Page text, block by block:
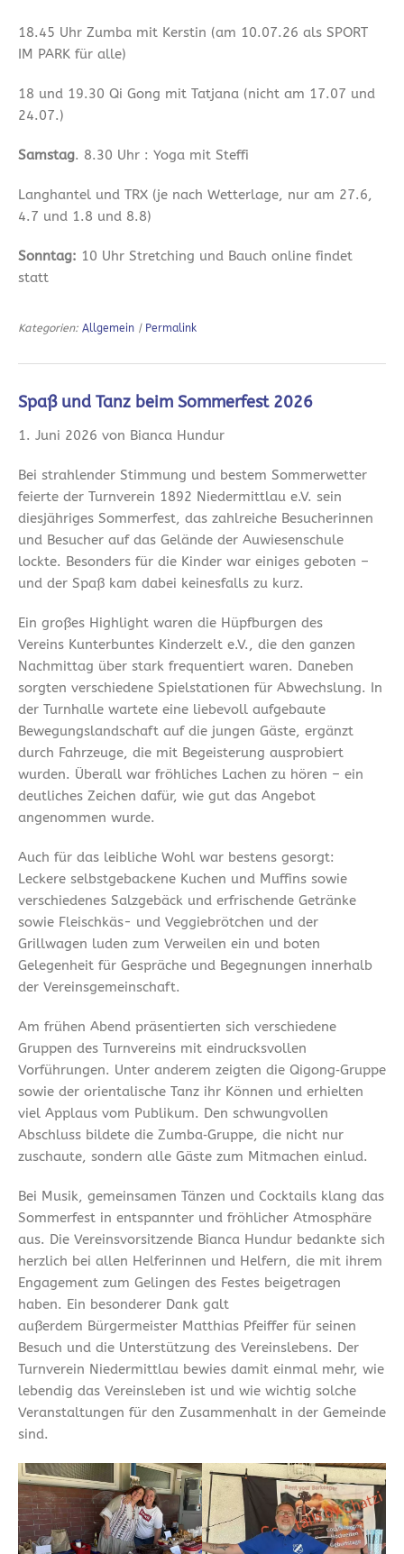
18.45 Uhr Zumba mit Kerstin (am 10.07.26 als SPORT
IM PARK für alle)
18 und 19.30 Qi Gong mit Tatjana (nicht am 17.07 und
24.07.)
Samstag. 8.30 Uhr : Yoga mit Steffi
Langhantel und TRX (je nach Wetterlage, nur am 27.6,
4.7 und 1.8 und 8.8)
Sonntag: 10 Uhr Stretching und Bauch online findet
statt
Kategorien: Allgemein | Permalink
Spaß und Tanz beim Sommerfest 2026
1. Juni 2026 von Bianca Hundur
Bei strahlender Stimmung und bestem Sommerwetter
feierte der Turnverein 1892 Niedermittlau e.V. sein
diesjähriges Sommerfest, das zahlreiche Besucherinnen
und Besucher auf das Gelände der Auwiesenschule
lockte. Besonders für die Kinder war einiges geboten –
und der Spaß kam dabei keinesfalls zu kurz.
Ein großes Highlight waren die Hüpfburgen des
Vereins Kunterbuntes Kinderzelt e.V., die den ganzen
Nachmittag über stark frequentiert waren. Daneben
sorgten verschiedene Spielstationen für Abwechslung. In
der Turnhalle wartete eine liebevoll aufgebaute
Bewegungslandschaft auf die jungen Gäste, ergänzt
durch Fahrzeuge, die mit Begeisterung ausprobiert
wurden. Überall war fröhliches Lachen zu hören – ein
deutliches Zeichen dafür, wie gut das Angebot
angenommen wurde.
Auch für das leibliche Wohl war bestens gesorgt:
Leckere selbstgebackene Kuchen und Muffins sowie
verschiedenes Salzgebäck und erfrischende Getränke
sowie Fleischkäs- und Veggiebrötchen und der
Grillwagen luden zum Verweilen ein und boten
Gelegenheit für Gespräche und Begegnungen innerhalb
der Vereinsgemeinschaft.
Am frühen Abend präsentierten sich verschiedene
Gruppen des Turnvereins mit eindrucksvollen
Vorführungen. Unter anderem zeigten die Qigong‑Gruppe
sowie der orientalische Tanz ihr Können und erhielten
viel Applaus vom Publikum. Den schwungvollen
Abschluss bildete die Zumba‑Gruppe, die nicht nur
zuschaute, sondern alle Gäste zum Mitmachen einlud.
Bei Musik, gemeinsamen Tänzen und Cocktails klang das
Sommerfest in entspannter und fröhlicher Atmosphäre
aus. Die Vereinsvorsitzende Bianca Hundur bedankte sich
herzlich bei allen Helferinnen und Helfern, die mit ihrem
Engagement zum Gelingen des Festes beigetragen
haben. Ein besonderer Dank galt
außerdem Bürgermeister Matthias Pfeiffer für seinen
Besuch und die Unterstützung des Vereinslebens. Der
Turnverein Niedermittlau bewies damit einmal mehr, wie
lebendig das Vereinsleben ist und wie wichtig solche
Veranstaltungen für den Zusammenhalt in der Gemeinde
sind.